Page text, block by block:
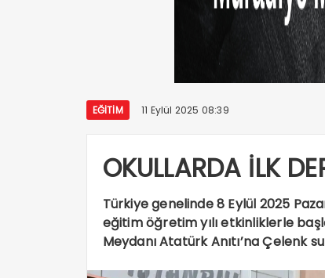
EĞITIM 11 Eylül 2025 08:39
OKULLARDA İLK
Türkiye genelinde 8 Eylül 2025
eğitim öğretim yılı etkinliklerle
Meydanı Atatürk Anıtı’na Çelenk